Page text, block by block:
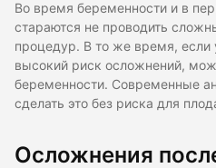
Во время беременности и в
стараются не проводить
процедур. В то же время,
высокий риск осложнений,
беременности. Современные
сделать это без риска для
Осложнения